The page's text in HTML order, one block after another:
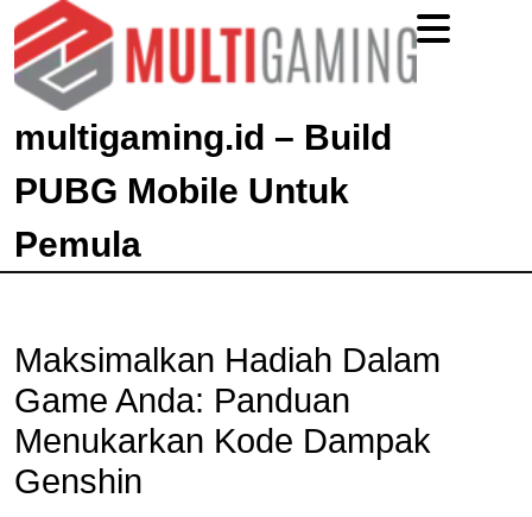
multigaming.id – Build
PUBG Mobile Untuk
Pemula
Maksimalkan Hadiah Dalam
Game Anda: Panduan
Menukarkan Kode Dampak
Genshin